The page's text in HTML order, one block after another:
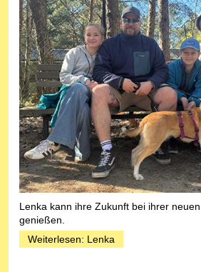
Lenka kann ihre Zukunft bei ihrer
genießen.
Weiterlesen: Lenka